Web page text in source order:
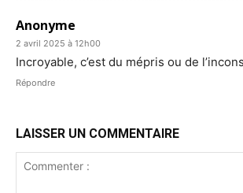
Anonyme
2 avril 2025 à 12h00
Incroyable, c’est du mépris ou de
Répondre
LAISSER UN COMMENTAIRE